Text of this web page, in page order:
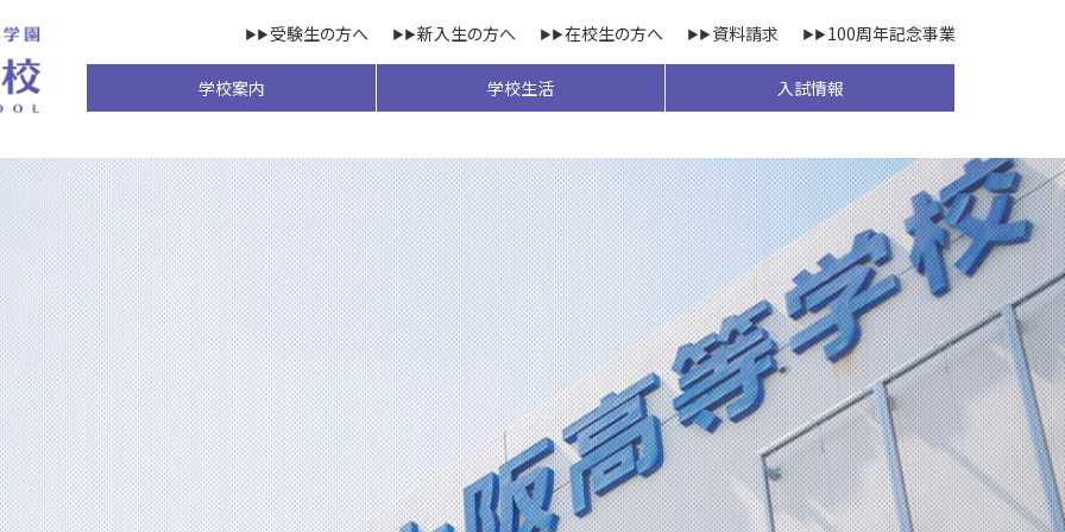
受験生の方へ 新入生の方へ 在校生の方へ 資料請求 100周年記念事業
学校案内 学校生活 入試情報